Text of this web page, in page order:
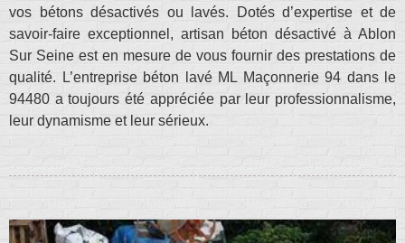
vos bétons désactivés ou lavés. Dotés d’expertise et de
savoir-faire exceptionnel, artisan béton désactivé à Ablon
Sur Seine est en mesure de vous fournir des prestations de
qualité. L’entreprise béton lavé ML Maçonnerie 94 dans le
94480 a toujours été appréciée par leur professionnalisme,
leur dynamisme et leur sérieux.